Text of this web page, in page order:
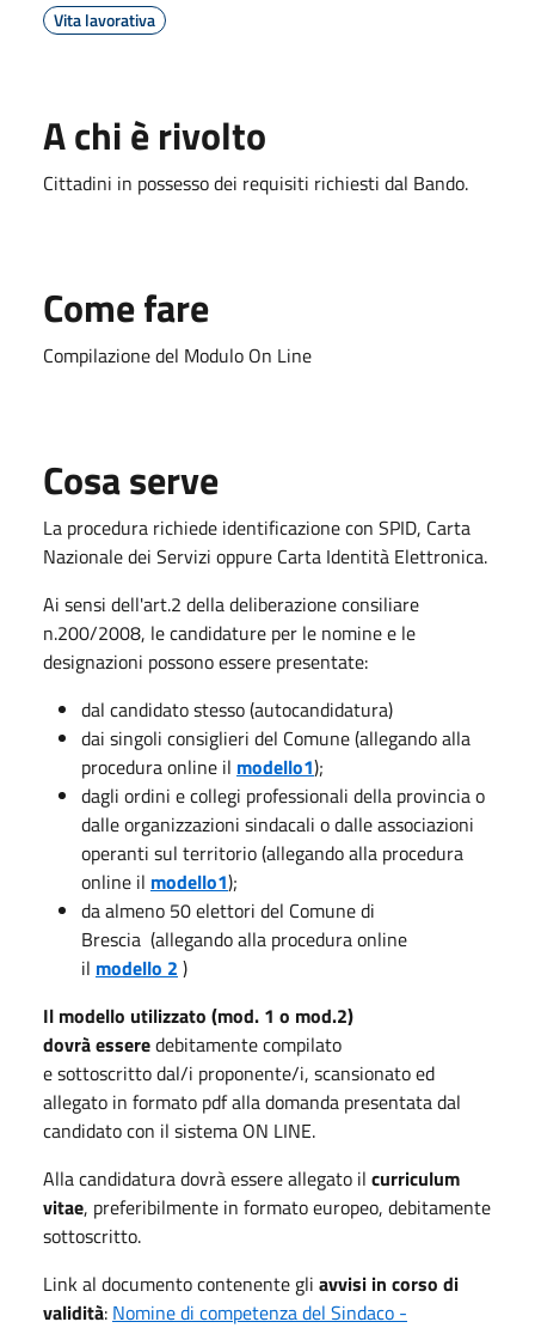
Vita lavorativa
A chi è rivolto
Cittadini in possesso dei requisiti richiesti dal Bando.
Come fare
Compilazione del Modulo On Line
Cosa serve
La procedura richiede identificazione con SPID, Carta
Nazionale dei Servizi oppure Carta Identità Elettronica.
​Ai sensi dell'art.2 della deliberazione consiliare
n.200/2008, le candidature per le nomine e le
designazioni possono essere presentate:
dal candidato stesso (autocandidatura)
dai singoli consiglieri del Comune (allegando alla
procedura online il modello1);
dagli ordini e collegi professionali della provincia o
dalle organizzazioni sindacali o dalle associazioni
operanti sul territorio (allegando alla procedura
online il modello1)​;
da almeno 50 elettori del Comune di
Brescia (allegando alla procedura online
il modello 2 )
Il modello utilizzato (mod. 1 o mod.2)
dovrà esseredebitamente compilato
e sottoscritto dal/i proponente/i, scansionato ed
allegato in formato pdf alla domanda presentata dal
candidato con il sistema ON LINE.
Alla candidatura dovrà essere allegato il curriculum
vitae, preferibilmente in formato europeo, debitamente
sottoscritto.
Link al documento contenente gli avvisi in corso di
validità: Nomine di competenza del Sindaco -